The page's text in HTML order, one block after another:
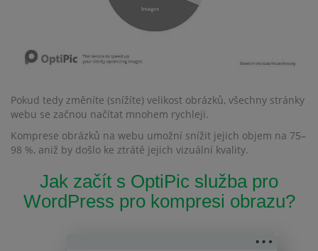
Pokud tedy změníte (snížíte) velikost obrázků, všechny stránky
webu se začnou načítat mnohem rychleji.
Komprese obrázků na webu umožní snížit jejich objem na 75–
98 %, aniž by došlo ke ztrátě jejich vizuální kvality.
Jak začít s OptiPic služba pro
WordPress pro kompresi obrazu?